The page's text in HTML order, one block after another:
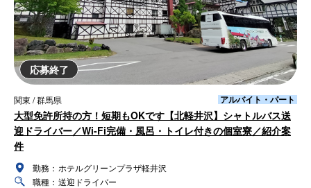
応募終了
関東 / 群馬県 アルバイト・パート
大型免許所持の方！短期もOKです【北軽井沢】シャトルバス送
迎ドライバー／Wi-Fi完備・風呂・トイレ付きの個室寮／紹介案
件
勤務： ホテルグリーンプラザ軽井沢
職種： 送迎ドライバー